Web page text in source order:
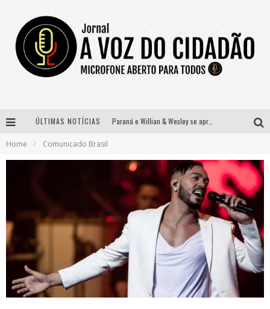
ÚLTIMAS NOTÍCIAS Paraná e Willian & Wesley se apresentam no Carretão Trevo Contagem nesta sexta-feira
Definidas as 12 finalistas do concurso Rainha do Pedro Leopoldo Rodeio Show 2026
Home Comunicado Brasil